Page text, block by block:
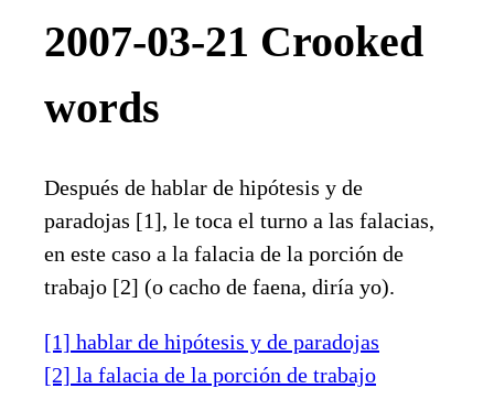
2007-03-21 Crooked
words
Después de hablar de hipótesis y de
paradojas [1], le toca el turno a las falacias,
en este caso a la falacia de la porción de
trabajo [2] (o cacho de faena, diría yo).
[1] hablar de hipótesis y de paradojas
[2] la falacia de la porción de trabajo